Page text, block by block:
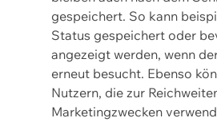
gespeichert. So kann
Status gespeichert oder
angezeigt werden, wenn
erneut besucht. Ebenso
Nutzern, die zur
Marketingzwecken